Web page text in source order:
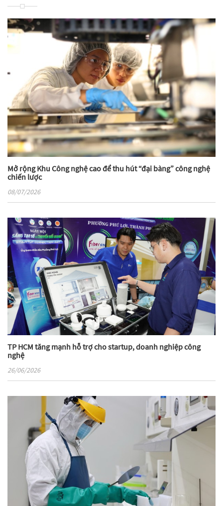
Mở rộng Khu Công nghệ cao để thu hút “đại bàng” công nghệ
chiến lược
08/07/2026
TP HCM tăng mạnh hỗ trợ cho startup, doanh nghiệp công
nghệ
26/06/2026